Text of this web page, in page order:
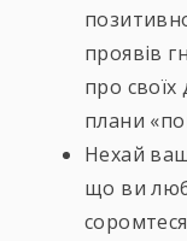
проявів
про своїх
плани
Нехай
що ви